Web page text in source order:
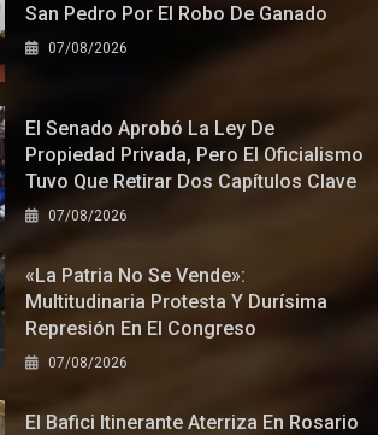
San Pedro Por El Robo De Ganado
07/08/2026
El Senado Aprobó La Ley De
Propiedad Privada, Pero El Oficialismo
Tuvo Que Retirar Dos Capítulos Clave
07/08/2026
«La Patria No Se Vende»:
Multitudinaria Protesta Y Durísima
Represión En El Congreso
07/08/2026
El Bafici Itinerante Aterriza En Rosario